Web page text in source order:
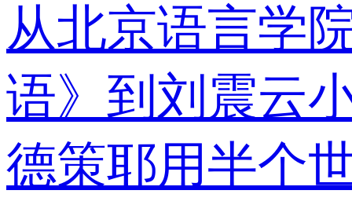
从北京语言学
语》到刘震云
德策耶用半个